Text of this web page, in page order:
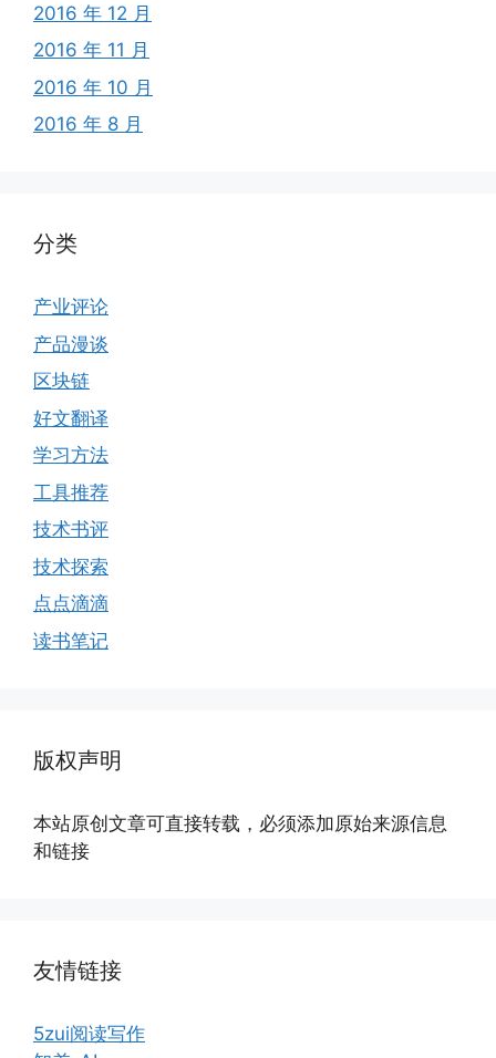
2016 年 12 月
2016 年 11 月
2016 年 10 月
2016 年 8 月
分类
产业评论
产品漫谈
区块链
好文翻译
学习方法
工具推荐
技术书评
技术探索
点点滴滴
读书笔记
版权声明
本站原创文章可直接转载，必须添加原始来源信息
和链接
友情链接
5zui阅读写作